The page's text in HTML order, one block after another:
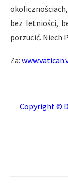
okolicznościach,
bez letniości,
porzucić. Niech
Za:
Copyright ©